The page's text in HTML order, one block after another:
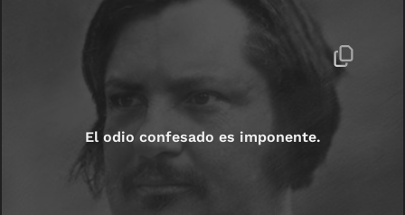
El odio confesado es imponente.